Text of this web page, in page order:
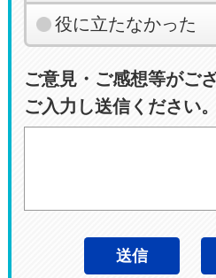
役に立たなかった
ご意見・ご感想等がご
ご入力し送信ください。